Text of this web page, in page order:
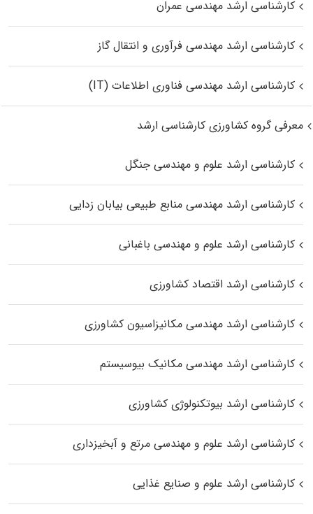
کارشناسی ارشد مهندسی عمران
کارشناسی ارشد مهندسی فرآوری و انتقال گاز
کارشناسی ارشد مهندسی فناوری اطلاعات (IT)
معرفی گروه کشاورزی کارشناسی ارشد
کارشناسی ارشد علوم و مهندسی جنگل
کارشناسی ارشد مهندسی منابع طبیعی بیابان زدایی
کارشناسی ارشد علوم و مهندسی باغبانی
کارشناسی ارشد اقتصاد کشاورزی
کارشناسی ارشد مهندسی مکانیزاسیون کشاورزی
کارشناسی ارشد مهندسی مکانیک بیوسیستم
کارشناسی ارشد بیوتکنولوژی کشاورزی
کارشناسی ارشد علوم و مهندسی مرتع و آبخیزداری
کارشناسی ارشد علوم و صنایع غذایی